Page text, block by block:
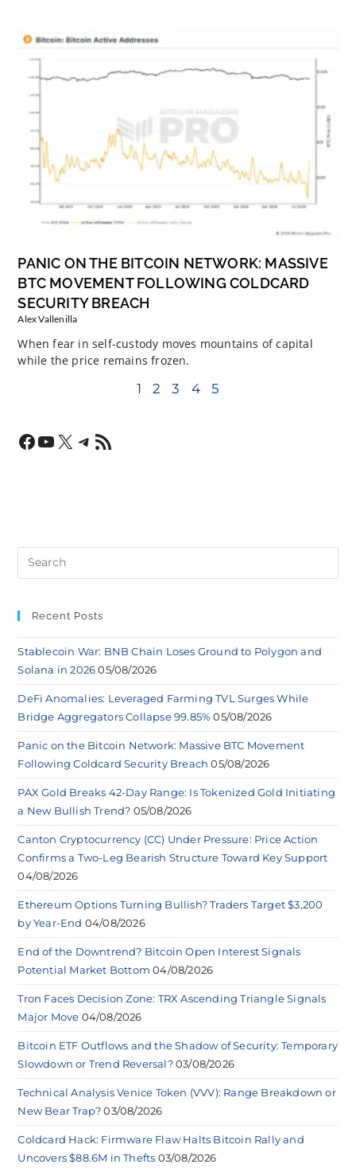
PANIC ON THE BITCOIN NETWORK: MASSIVE
BTC MOVEMENT FOLLOWING COLDCARD
SECURITY BREACH
Alex Vallenilla
When fear in self-custody moves mountains of capital
while the price remains frozen.
1 2 3 4 5
Recent Posts
Stablecoin War: BNB Chain Loses Ground to Polygon and
Solana in 2026 05/08/2026
DeFi Anomalies: Leveraged Farming TVL Surges While
Bridge Aggregators Collapse 99.85% 05/08/2026
Panic on the Bitcoin Network: Massive BTC Movement
Following Coldcard Security Breach 05/08/2026
PAX Gold Breaks 42-Day Range: Is Tokenized Gold Initiating
a New Bullish Trend? 05/08/2026
Canton Cryptocurrency (CC) Under Pressure: Price Action
Confirms a Two-Leg Bearish Structure Toward Key Support
04/08/2026
Ethereum Options Turning Bullish? Traders Target $3,200
by Year-End 04/08/2026
End of the Downtrend? Bitcoin Open Interest Signals
Potential Market Bottom 04/08/2026
Tron Faces Decision Zone: TRX Ascending Triangle Signals
Major Move 04/08/2026
Bitcoin ETF Outflows and the Shadow of Security: Temporary
Slowdown or Trend Reversal? 03/08/2026
Technical Analysis Venice Token (VVV): Range Breakdown or
New Bear Trap? 03/08/2026
Coldcard Hack: Firmware Flaw Halts Bitcoin Rally and
Uncovers $88.6M in Thefts 03/08/2026